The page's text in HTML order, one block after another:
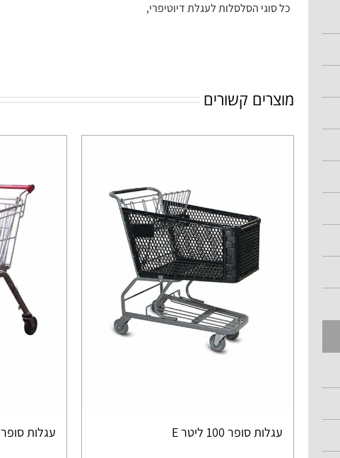
כל סוגי הסלסלות לעגלת דיוטיפרי,
מוצרים קשורים
עגלות סופר 100 ליטר E עגלות סופר 100 ליטר